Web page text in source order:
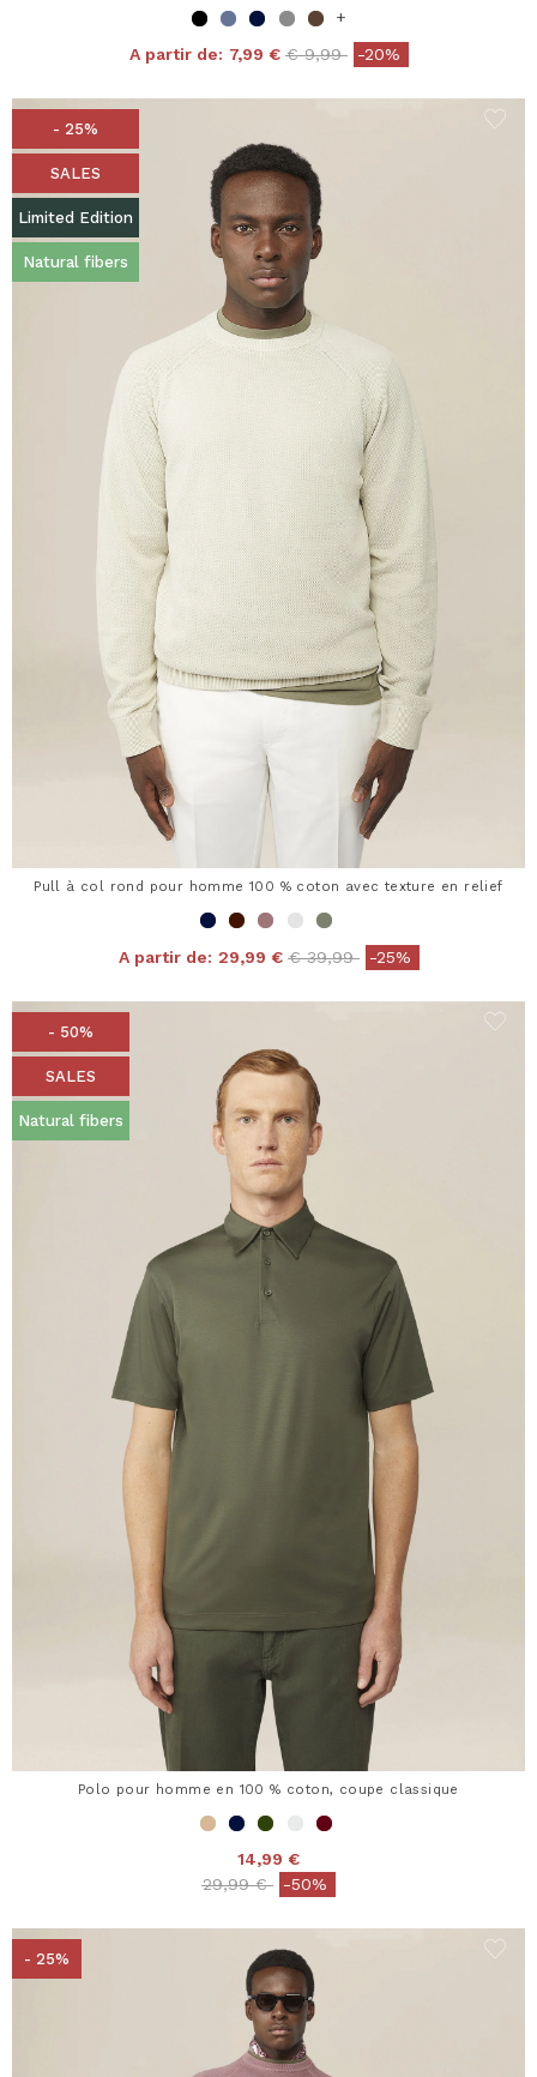
+
A partir de: 7,99 € Price reduced from
€ 9,99to-20%
- 25%
SALES
Limited Edition
Natural fibers
Pull à col rond pour homme 100 % coton avec texture en relief
A partir de: 29,99 € Price reduced from
€ 39,99to-25%
- 50%
SALES
Natural fibers
Polo pour homme en 100 % coton, coupe classique
14,99 €
Price reduced from
29,99 €to-50%
- 25%